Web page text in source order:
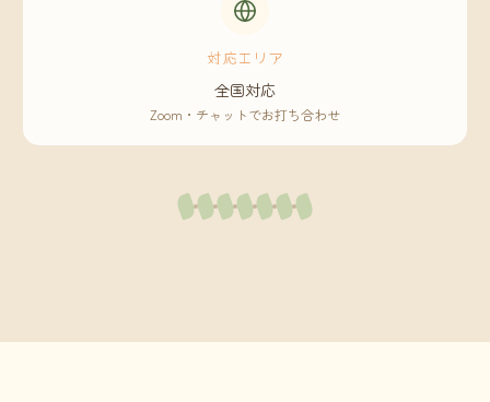
対応エリア
全国対応
Zoom・チャットでお打ち合わせ